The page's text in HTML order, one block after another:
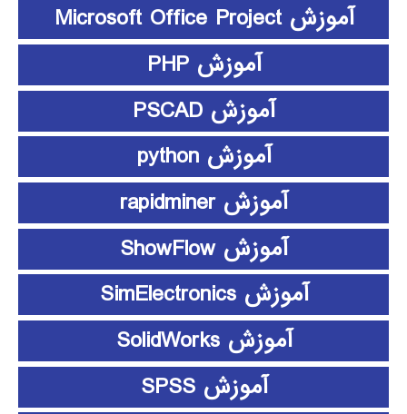
آموزش Microsoft Office Project
آموزش PHP
آموزش PSCAD
آموزش python
آموزش rapidminer
آموزش ShowFlow
آموزش SimElectronics
آموزش SolidWorks
آموزش SPSS